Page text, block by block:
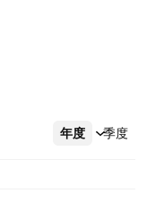
年度 季度
更多